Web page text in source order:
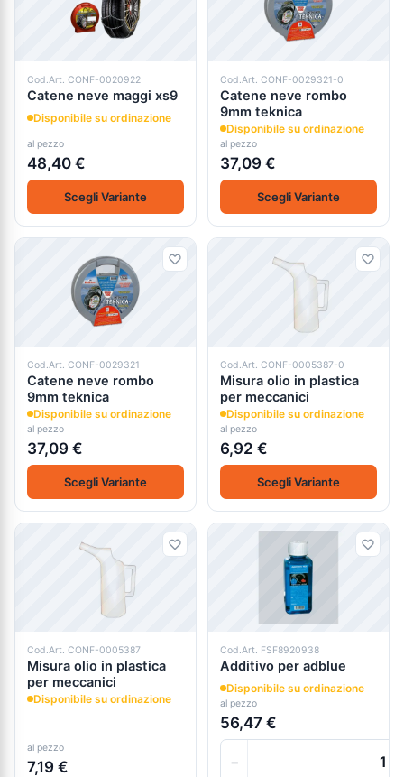
Cod.Art. CONF-0020922
Catene neve maggi xs9
Disponibile su ordinazione
al pezzo
48,40 €
Scegli Variante
Cod.Art. CONF-0029321-0
Catene neve rombo
9mm teknica
Disponibile su ordinazione
al pezzo
37,09 €
Scegli Variante
Cod.Art. CONF-0029321
Catene neve rombo
9mm teknica
Disponibile su ordinazione
al pezzo
37,09 €
Scegli Variante
Cod.Art. CONF-0005387-0
Misura olio in plastica
per meccanici
Disponibile su ordinazione
al pezzo
6,92 €
Scegli Variante
Cod.Art. CONF-0005387
Misura olio in plastica
per meccanici
Disponibile su ordinazione
al pezzo
7,19 €
Cod.Art. FSF8920938
Additivo per adblue
Disponibile su ordinazione
al pezzo
56,47 €
−